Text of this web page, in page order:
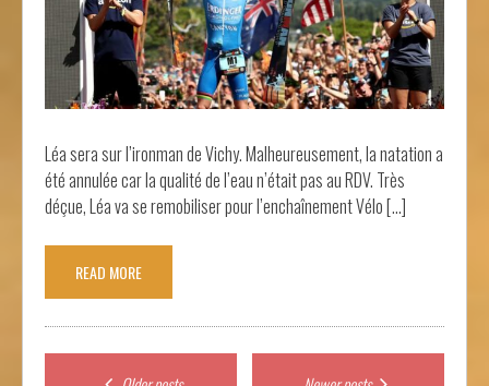
Léa sera sur l’ironman de Vichy. Malheureusement, la natation a
été annulée car la qualité de l’eau n’était pas au RDV. Très
déçue, Léa va se remobiliser pour l’enchaînement Vélo […]
READ MORE